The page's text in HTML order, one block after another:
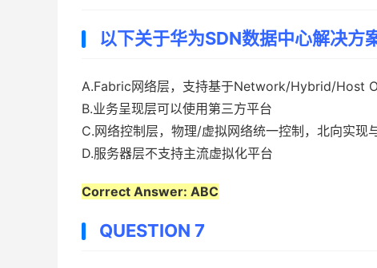
以下关于华为SDN数据中心解决
A.Fabric网络层，支持基于Network/Hybrid/Host
B.业务呈现层可以使用第三方平台
C.网络控制层，物理/虚拟网络统一控制，北向实现
D.服务器层不支持主流虚拟化平台
Correct Answer: ABC
QUESTION 7